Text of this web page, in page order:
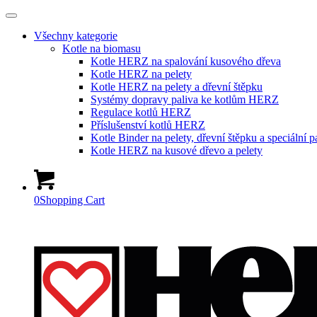
Všechny kategorie
Kotle na biomasu
Kotle HERZ na spalování kusového dřeva
Kotle HERZ na pelety
Kotle HERZ na pelety a dřevní štěpku
Systémy dopravy paliva ke kotlům HERZ
Regulace kotlů HERZ
Příslušenství kotlů HERZ
Kotle Binder na pelety, dřevní štěpku a speciální
Kotle HERZ na kusové dřevo a pelety
0Shopping Cart